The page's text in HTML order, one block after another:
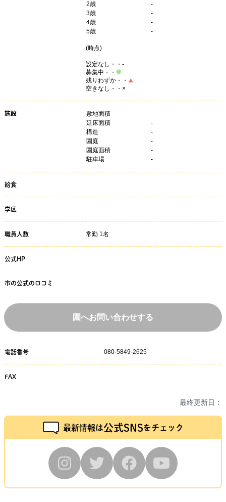
2歳
-
3歳
-
4歳
-
5歳 -
(時点)
設定なし・・-
募集中・・
残りわずか・・
空きなし・・×
施設 敷地面積
-
延床面積
-
構造
-
園庭
-
園庭面積
-
駐車場
-
給食
学区
職員人数 常勤 1名
公式HP
市の公式の口コミ
園へお問い合わせする
電話番号 080-5849-2625
FAX
最終更新日：
最新情報は公式SNSをチェック